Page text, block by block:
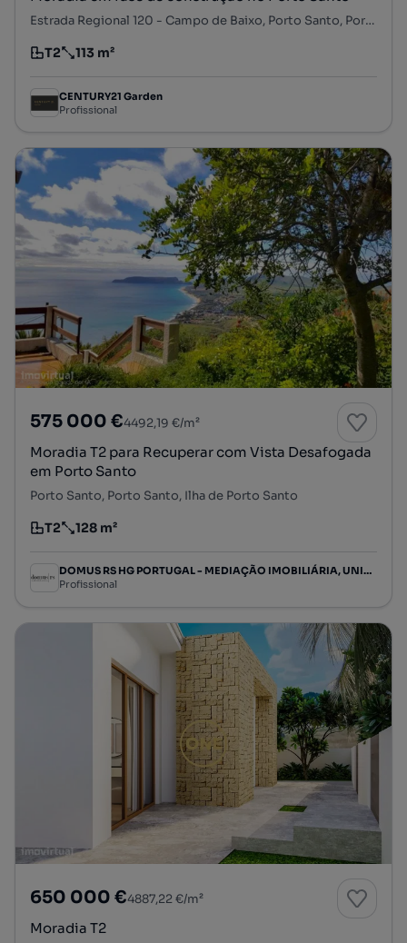
Estrada Regional 120 - Campo de Baixo, Porto Santo, Porto Santo, Ilha de Porto Santo
Tipologia
T2
Preço por metro quadrado
113 m²
CENTURY21 Garden
Profissional
575 000 €4492,19 €/m²
Moradia T2 para Recuperar com Vista Desafogada
em Porto Santo
Porto Santo, Porto Santo, Ilha de Porto Santo
Tipologia
T2
Preço por metro quadrado
128 m²
DOMUS RS HG PORTUGAL - MEDIAÇÃO IMOBILIÁRIA, UNIPESSOAL LDA
Profissional
650 000 €4887,22 €/m²
Moradia T2